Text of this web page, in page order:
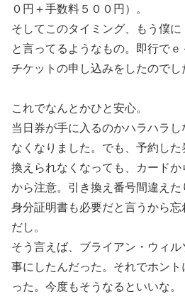
０円＋手数料５００円）。
そしてこのタイミング、もう僕に
と言ってるようなもの。即行でｅ
チケットの申し込みをしたのでし
これでなんとかひと安心。
当日券が手に入るのかハラハラ
なくなりました。でも、予約し
換えられなくなっても、カードか
から注意。引き換え番号間違えた
身分証明書も必要だと言うから忘
だし。
そう言えば、ブライアン・ウィル
事にしたんだった。それでホン
った。今度もそうなるといいな